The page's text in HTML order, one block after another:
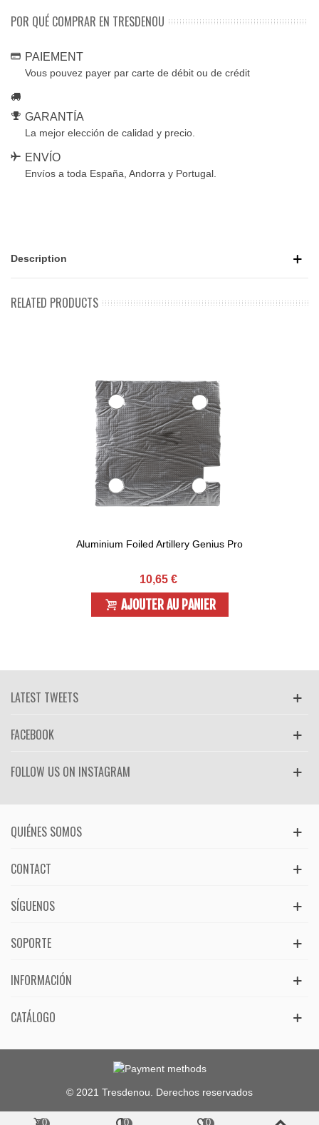
POR QUÉ COMPRAR EN TRESDENOU
PAIEMENT
Vous pouvez payer par carte de débit ou de crédit
GARANTÍA
La mejor elección de calidad y precio.
ENVÍO
Envíos a toda España, Andorra y Portugal.
Description
RELATED PRODUCTS
Aluminium Foiled Artillery Genius Pro
10,65 €
AJOUTER AU PANIER
LATEST TWEETS
FACEBOOK
FOLLOW US ON INSTAGRAM
QUIÉNES SOMOS
CONTACT
SÍGUENOS
SOPORTE
INFORMACIÓN
CATÁLOGO
© 2021 Tresdenou. Derechos reservados
0 0 0